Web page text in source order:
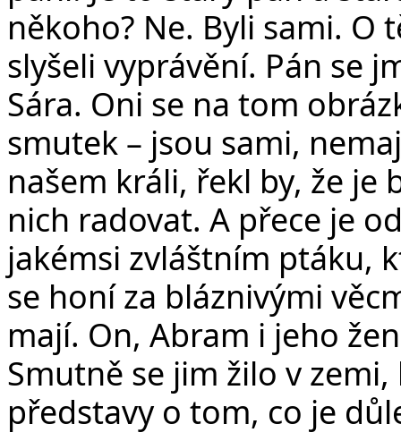
někoho? Ne. Byli sami. O
slyšeli vyprávění. Pán se
Sára. Oni se na tom
smutek – jsou sami,
našem králi, řekl by, že je
nich radovat. A přece je
jakémsi zvláštním ptáku,
se honí za bláznivými
mají. On, Abram i jeho
Smutně se jim žilo v
představy o tom, co je